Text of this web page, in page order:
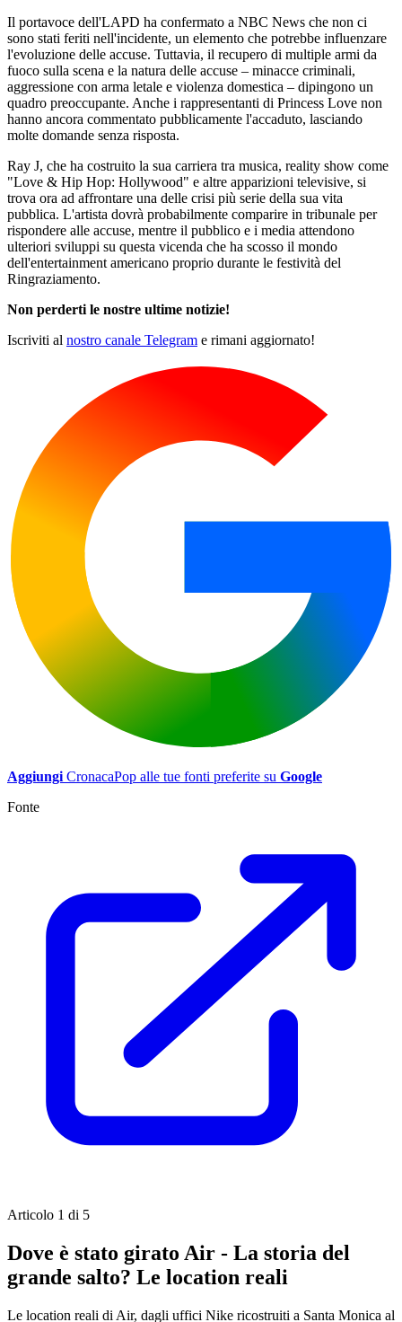
Il portavoce dell'LAPD ha confermato a NBC News che non ci
sono stati feriti nell'incidente, un elemento che potrebbe influenzare
l'evoluzione delle accuse. Tuttavia, il recupero di multiple armi da
fuoco sulla scena e la natura delle accuse – minacce criminali,
aggressione con arma letale e violenza domestica – dipingono un
quadro preoccupante. Anche i rappresentanti di Princess Love non
hanno ancora commentato pubblicamente l'accaduto, lasciando
molte domande senza risposta.
Ray J, che ha costruito la sua carriera tra musica, reality show come
"Love & Hip Hop: Hollywood" e altre apparizioni televisive, si
trova ora ad affrontare una delle crisi più serie della sua vita
pubblica. L'artista dovrà probabilmente comparire in tribunale per
rispondere alle accuse, mentre il pubblico e i media attendono
ulteriori sviluppi su questa vicenda che ha scosso il mondo
dell'entertainment americano proprio durante le festività del
Ringraziamento.
Non perderti le nostre ultime notizie!
Iscriviti al nostro canale Telegram e rimani aggiornato!
Aggiungi CronacaPop alle tue fonti preferite su Google
Fonte
Articolo 1 di 5
Dove è stato girato Air - La storia del
grande salto? Le location reali
Le location reali di Air, dagli uffici Nike ricostruiti a Santa Monica al